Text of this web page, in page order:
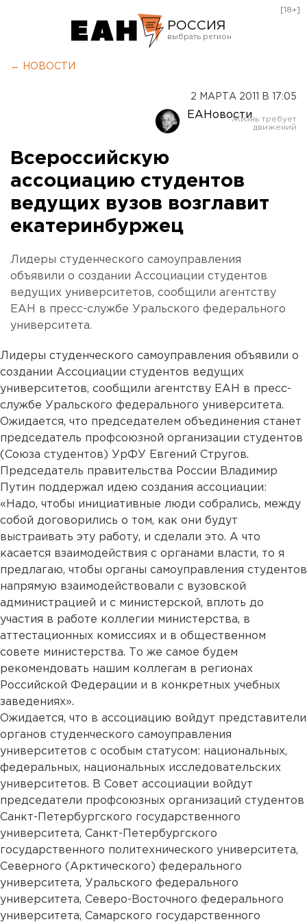
РОССИЯ
Оренбург
[18+]
← НОВОСТИ
2 МАРТА 2011 В 17:05
ЕАНовости
Всероссийскую
ассоциацию студентов
ведущих вузов возглавит
екатеринбуржец
Лидеры студенческого самоуправления
объявили о создании Ассоциации студентов
ведущих университетов, сообщили агентству
ЕАН в пресс-службе Уральского федерального
университета.
Лидеры студенческого самоуправления объявили о
создании Ассоциации студентов ведущих
университетов, сообщили агентству ЕАН в пресс-
службе Уральского федерального университета.
Ожидается, что председателем объединения станет
председатель профсоюзной организации студентов
(Союза студентов) УрФУ Евгений Стругов.
Председатель правительства России Владимир
Путин поддержал идею создания ассоциации:
«Надо, чтобы инициативные люди собрались, между
собой договорились о том, как они будут
выстраивать эту работу, и сделали это. А что
касается взаимодействия с органами власти, то я
предлагаю, чтобы органы самоуправления студентов
напрямую взаимодействовали с вузовской
администрацией и с министерской, вплоть до
участия в работе коллегии министерства, в
аттестационных комиссиях и в общественном
совете министерства. То же самое будем
рекомендовать нашим коллегам в регионах
Российской Федерации и в конкретных учебных
заведениях».
Ожидается, что в ассоциацию войдут представители
органов студенческого самоуправления
университетов с особым статусом: национальных,
федеральных, национальных исследовательских
университетов. В Совет ассоциации войдут
председатели профсоюзных организаций студентов
Санкт-Петербургского государственного
университета, Санкт-Петербургского
государственного политехнического университета,
Северного (Арктического) федерального
университета, Уральского федерального
университета, Северо-Восточного федерального
университета, Самарского государственного